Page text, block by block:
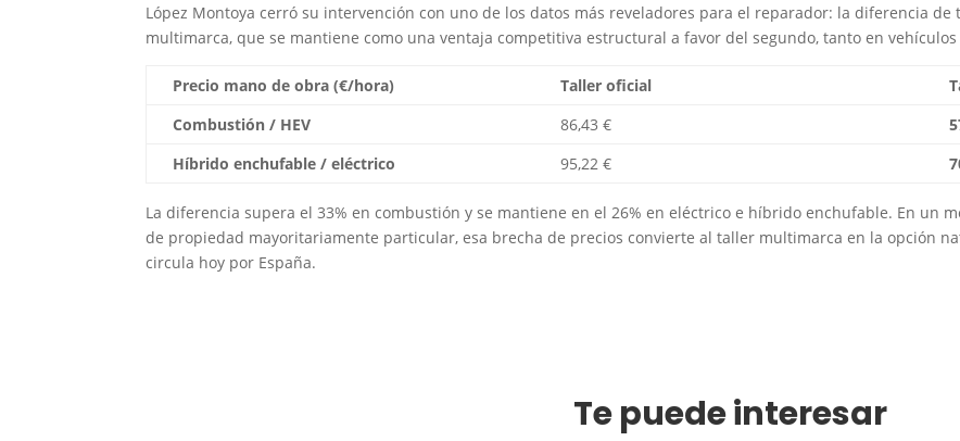
López Montoya cerró su intervención con uno de los datos más reveladores para el reparador: la diferencia
multimarca, que se mantiene como una ventaja competitiva estructural a favor del segundo, tanto en
Precio mano de obra (€/hora) Taller oficial
Combustión / HEV
86,43 €
Híbrido enchufable / eléctrico
95,22 €
La diferencia supera el 33% en combustión y se mantiene en el 26% en eléctrico e híbrido enchufable. En un
de propiedad mayoritariamente particular, esa brecha de precios convierte al taller multimarca en la opción
circula hoy por España.
Te puede interesar